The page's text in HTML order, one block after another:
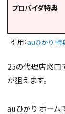
プロバイダ特典
引用：auひかり 特
25の代理店窓口
が狙えます。
auひかり ホーム